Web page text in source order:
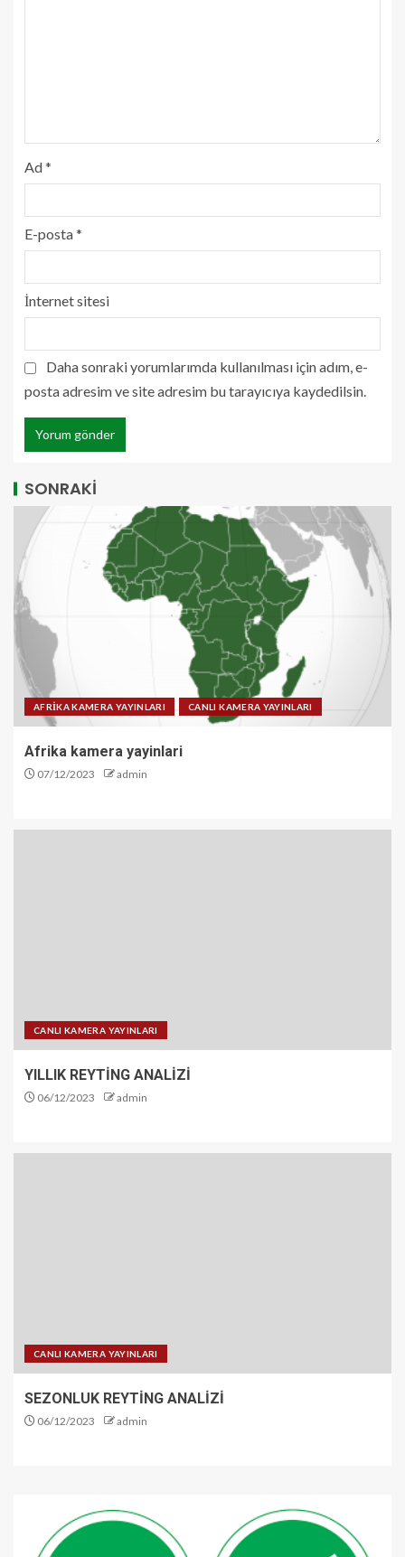
Ad*
E-posta*
İnternet sitesi
Daha sonraki yorumlarımda kullanılması için adım, e-
posta adresim ve site adresim bu tarayıcıya kaydedilsin.
SONRAKİ
AFRİKA KAMERA YAYINLARI CANLI KAMERA YAYINLARI
Afrika kamera yayinlari
07/12/2023 admin
CANLI KAMERA YAYINLARI
YILLIK REYTİNG ANALİZİ
06/12/2023 admin
CANLI KAMERA YAYINLARI
SEZONLUK REYTİNG ANALİZİ
06/12/2023 admin